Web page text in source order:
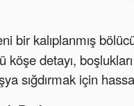
bir kalıplanmış
detayı,
sığdırmak için